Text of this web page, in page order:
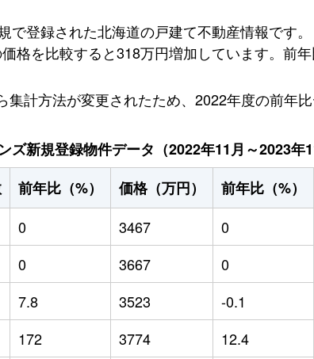
で登録された北海道の戸建て不動産情報です
格を比較すると318万円増加しています。前
集計方法が変更されたため、2022年度の前年比
ズ新規登録物件データ（2022年11月～2023年
前年比（%） 価格（万円） 前年比（%）
0 3467 0
0 3667 0
7.8 3523 -0.1
172 3774 12.4